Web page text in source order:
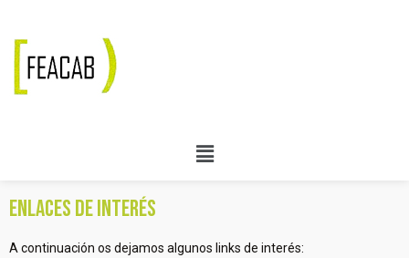
ENLACES DE INTERÉS
A continuación os dejamos algunos links de interés: